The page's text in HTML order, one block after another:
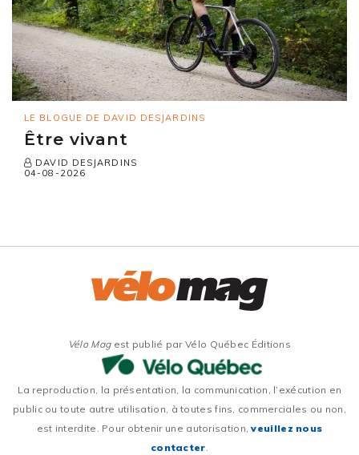
LE BLOGUE DE DAVID DESJARDINS
Être vivant
DAVID DESJARDINS
04-08-2026
Vélo Magest publié par Vélo Québec Éditions
La reproduction, la présentation, la communication, l’exécution en
public ou toute autre utilisation, à toutes fins, commerciales ou non,
est interdite. Pour obtenir une autorisation,veuillez nous
contacter.